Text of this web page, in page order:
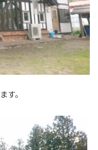
す。